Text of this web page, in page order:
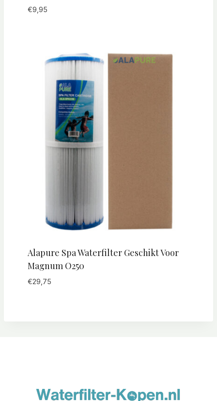
€9,95
Alapure Spa Waterfilter Geschikt Voor
Magnum O250
€29,75